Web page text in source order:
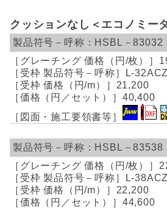
クッションなし＜エコノミ
HSBL－83032
L-
21,200
40,400
HSBL－83538
L-
22,200
44,600